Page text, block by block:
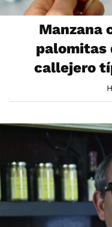
Manzana
palomitas
callejero